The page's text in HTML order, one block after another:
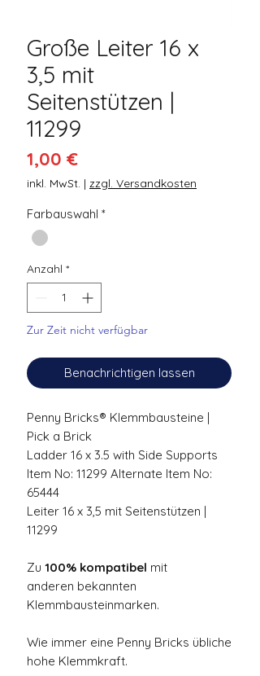
Große Leiter 16 x
3,5 mit
Seitenstützen |
11299
1,00 €Preis
inkl. MwSt. | zzgl. Versandkosten
Farbauswahl *
Anzahl *
Zur Zeit nicht verfügbar
Benachrichtigen lassen
Penny Bricks® Klemmbausteine |
Pick a Brick
Ladder 16 x 3.5 with Side Supports
Item No: 11299 Alternate Item No:
65444
Leiter 16 x 3,5 mit Seitenstützen |
11299
Zu 100% kompatibel mit
anderen bekannten
Klemmbausteinmarken.
Wie immer eine Penny Bricks übliche
hohe Klemmkraft.